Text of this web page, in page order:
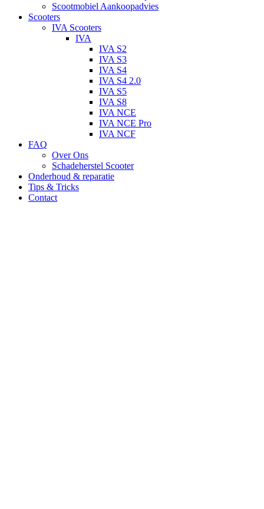
Scootmobiel Aankoopadvies
Scooters
IVA Scooters
IVA
IVA S2
IVA S3
IVA S4
IVA S4 2.0
IVA S5
IVA S8
IVA NCE
IVA NCE Pro
IVA NCF
FAQ
Over Ons
Schadeherstel Scooter
Onderhoud & reparatie
Tips & Tricks
Contact